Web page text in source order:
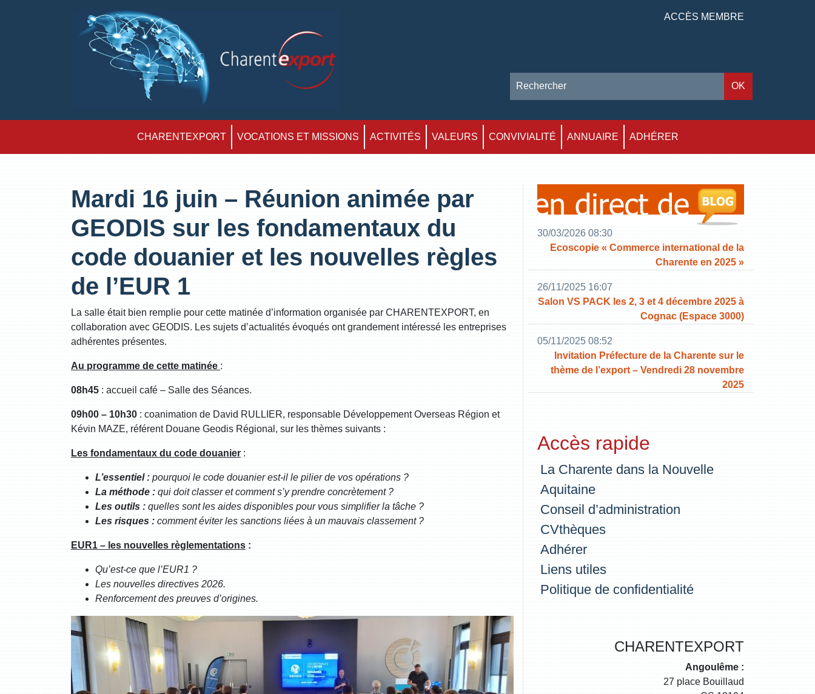
ACCÈS MEMBRE
CHARENTEXPORT VOCATIONS ET MISSIONS ACTIVITÉS VALEURS CONVIVIALITÉ ANNUAIRE ADHÉRER
Mardi 16 juin – Réunion animée par
GEODIS sur les fondamentaux du
code douanier et les nouvelles règles
de l’EUR 1
La salle était bien remplie pour cette matinée d’information organisée par CHARENTEXPORT, en
collaboration avec GEODIS. Les sujets d’actualités évoqués ont grandement intéressé les entreprises
adhérentes présentes.
Au programme de cette matinée :
08h45 : accueil café – Salle des Séances.
09h00 – 10h30 : coanimation de David RULLIER, responsable Développement Overseas Région et
Kévin MAZE, référent Douane Geodis Régional, sur les thèmes suivants :
Les fondamentaux du code douanier :
L’essentiel : pourquoi le code douanier est-il le pilier de vos opérations ?
La méthode : qui doit classer et comment s’y prendre concrètement ?
Les outils : quelles sont les aides disponibles pour vous simplifier la tâche ?
Les risques : comment éviter les sanctions liées à un mauvais classement ?
EUR1 – les nouvelles règlementations :
Qu’est-ce que l’EUR1 ?
Les nouvelles directives 2026.
Renforcement des preuves d’origines.
30/03/2026 08:30
Ecoscopie « Commerce international de la
Charente en 2025 »
26/11/2025 16:07
Salon VS PACK les 2, 3 et 4 décembre 2025 à
Cognac (Espace 3000)
05/11/2025 08:52
Invitation Préfecture de la Charente sur le
thème de l’export – Vendredi 28 novembre
2025
Accès rapide
La Charente dans la Nouvelle
Aquitaine
Conseil d’administration
CVthèques
Adhérer
Liens utiles
Politique de confidentialité
CHARENTEXPORT
Angoulême :
27 place Bouillaud